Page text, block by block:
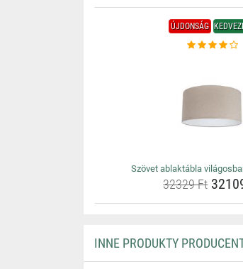
ÚJDONSÁG
Szövet ablaktábla
32329 Ft
INNE PRODUKTY